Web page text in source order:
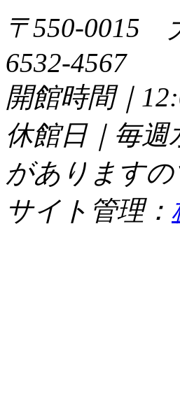
〒550-0015
6532-4567
開館時間｜
休館日｜毎
があります
サイト管理：